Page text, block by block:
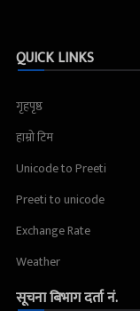
QUICK LINKS
गृहपृष्ठ
हाम्रो टिम
Unicode to Preeti
Preeti to unicode
Exchange Rate
Weather
सूचना बिभाग दर्ता नं.